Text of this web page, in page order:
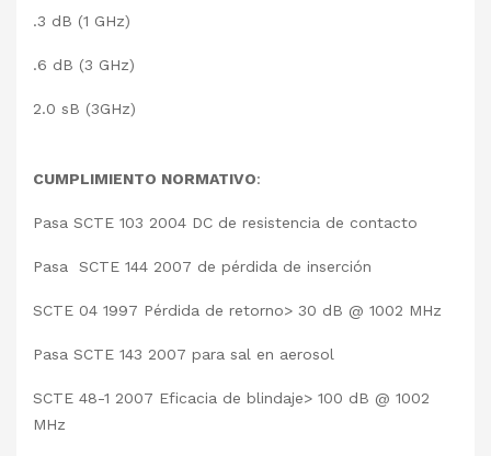
.3 dB (1 GHz)
.6 dB (3 GHz)
2.0 sB (3GHz)
CUMPLIMIENTO NORMATIVO:
Pasa SCTE 103 2004 DC de resistencia de contacto
Pasa SCTE 144 2007 de pérdida de inserción
SCTE 04 1997 Pérdida de retorno> 30 dB @ 1002 MHz
Pasa SCTE 143 2007 para sal en aerosol
SCTE 48-1 2007 Eficacia de blindaje> 100 dB @ 1002
MHz